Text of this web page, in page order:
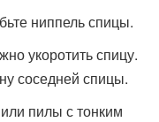
ниппель спицы.
укоротить спицу.
соседней спицы.
пилы с тонким